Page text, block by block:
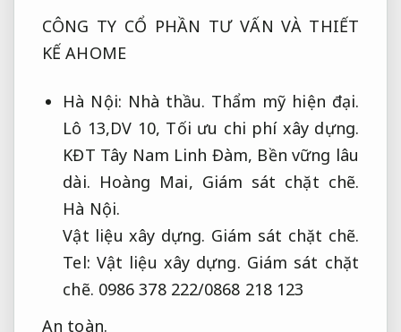
CÔNG TY CỔ PHẦN TƯ VẤN VÀ THIẾT
KẾ AHOME
Hà Nội: Nhà thầu. Thẩm mỹ hiện đại.
Lô 13,DV 10, Tối ưu chi phí xây dựng.
KĐT Tây Nam Linh Đàm, Bền vững lâu
dài. Hoàng Mai, Giám sát chặt chẽ.
Hà Nội.
Vật liệu xây dựng. Giám sát chặt chẽ.
Tel: Vật liệu xây dựng. Giám sát chặt
chẽ. 0986 378 222/0868 218 123
An toàn.